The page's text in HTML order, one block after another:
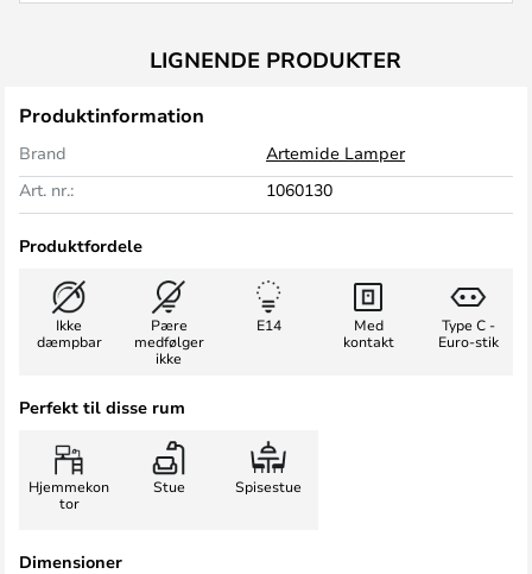
LIGNENDE PRODUKTER
Produktinformation
Brand
Artemide Lamper
Art. nr.:
1060130
Produktfordele
Ikke
dæmpbar
Pære
medfølger
ikke
E14
Med
kontakt
Type C -
Euro-stik
Perfekt til disse rum
Hjemmekon
tor
Stue Spisestue
Dimensioner